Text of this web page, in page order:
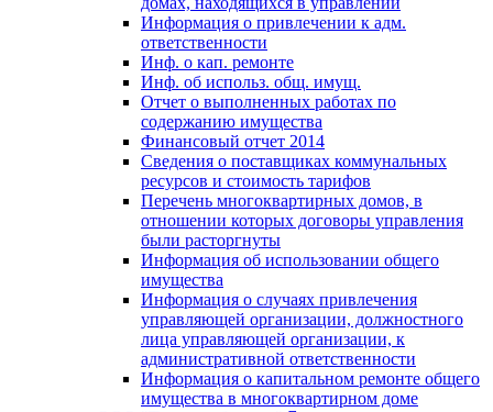
Информация о привлечении к адм.
ответственности
Инф. о кап. ремонте
Инф. об использ. общ. имущ.
Отчет о выполненных работах по
содержанию имущества
Финансовый отчет 2014
Сведения о поставщиках коммунальных
ресурсов и стоимость тарифов
Перечень многоквартирных домов, в
отношении которых договоры управления
были расторгнуты
Информация об использовании общего
имущества
Информация о случаях привлечения
управляющей организации, должностного
лица управляющей организации, к
административной ответственности
Информация о капитальном ремонте общего
имущества в многоквартирном доме